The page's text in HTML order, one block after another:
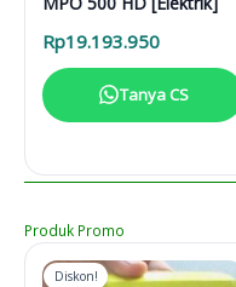
Rp19.193.950
Tanya CS
Produk Promo
Diskon!